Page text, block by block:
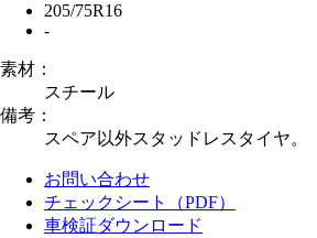
205/75R16
-
素材：
スチール
備考：
スペア以外スタッドレスタイヤ。
お問い合わせ
チェックシート（PDF）
車検証ダウンロード